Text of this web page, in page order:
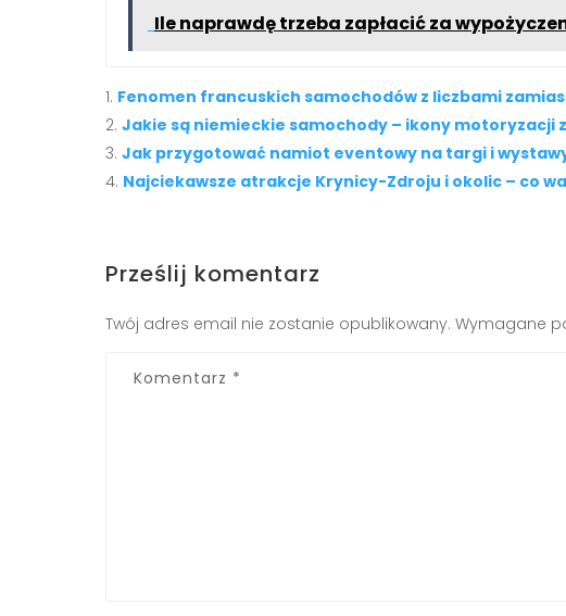
Ile naprawdę trzeba zapłacić za
Fenomen francuskich samochodów z liczbami
Jakie są niemieckie samochody – ikony motoryzacji
Jak przygotować namiot eventowy na targi i
Najciekawsze atrakcje Krynicy-Zdroju i okolic – co
Prześlij komentarz
Twój adres email nie zostanie opublikowany. Wymagane